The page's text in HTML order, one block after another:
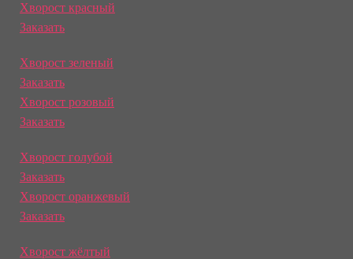
Хворост красный
Заказать
Хворост зеленый
Заказать
Хворост розовый
Заказать
Хворост голубой
Заказать
Хворост оранжевый
Заказать
Хворост жёлтый